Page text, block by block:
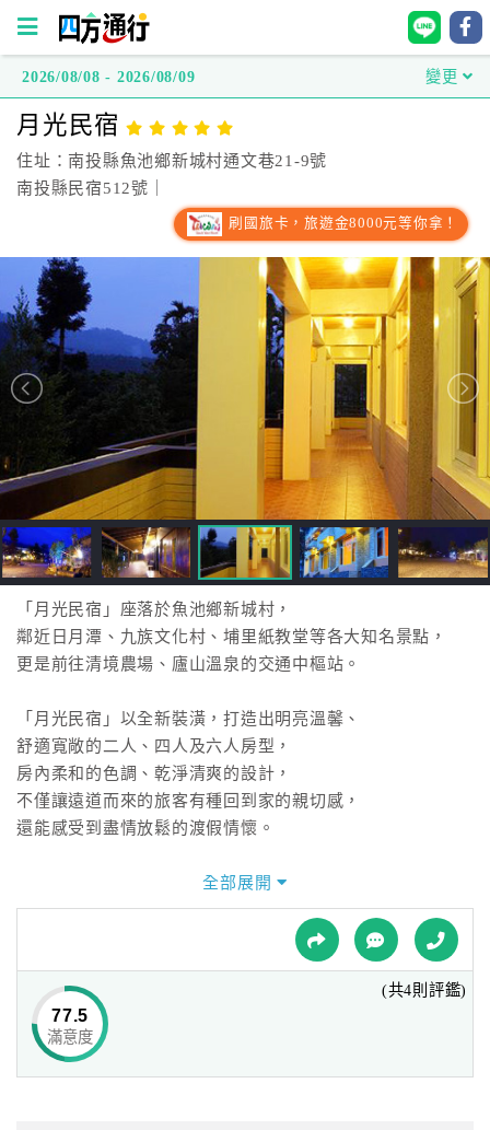
方
通
行
台
灣
訂
房
直
接
跟
飯
店
訂
房
HOT
特
色
民
宿
球
網
2026/08/08 - 2026/08/09 變更
月光民宿
住址：南投縣魚池鄉新城村通文巷21-9號
南投縣民宿512號｜
刷國旅卡，旅遊金8000元等你拿！
「月光民宿」座落於魚池鄉新城村，
鄰近日月潭、九族文化村、埔里紙教堂等各大知名景點，
更是前往清境農場、廬山溫泉的交通中樞站。
「月光民宿」以全新裝潢，打造出明亮溫馨、
舒適寬敞的二人、四人及六人房型，
房內柔和的色調、乾淨清爽的設計，
不僅讓遠道而來的旅客有種回到家的親切感，
還能感受到盡情放鬆的渡假情懷。
「月光民宿」另有提供團體包棟之服務，
讓您不論是好友、家庭或公司出遊，
更是與三五好友相聚暢談的絕佳選擇。
讓您於此趟旅程中，感受到的是熱情溫馨的居家氣息，
也是旅人們心中渴望的旅行意義～
全部展開
77.5
滿意度
(共4則評鑑)